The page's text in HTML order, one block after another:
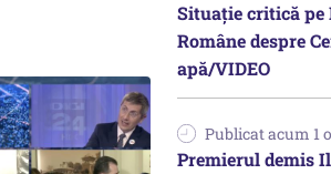
Situație critică pe
Române despre
apă/VIDEO
Publicat acum 1
Premierul demis